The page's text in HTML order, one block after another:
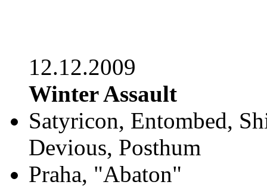
12.12.2009
Winter Assault
Satyricon, Entombed,
Devious, Posthum
Praha, "Abaton"